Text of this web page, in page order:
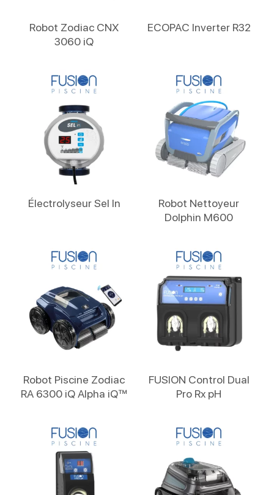
Robot Zodiac CNX
3060 iQ
ECOPAC Inverter R32
Électrolyseur Sel In
Robot Nettoyeur
Dolphin M600
Robot Piscine Zodiac
RA 6300 iQ Alpha iQ™
FUSION Control Dual
Pro Rx pH